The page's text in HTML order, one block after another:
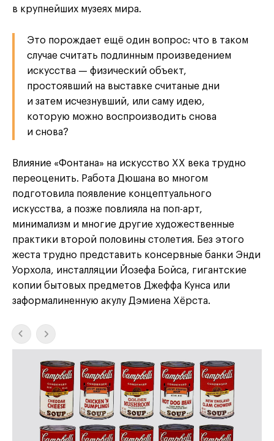
в крупнейших музеях мира.
Это порождает ещё один вопрос: что в таком
случае считать подлинным произведением
искусства — физический объект,
простоявший на выставке считаные дни
и затем исчезнувший, или саму идею,
которую можно воспроизводить снова
и снова?
Влияние «Фонтана» на искусство XX века трудно
переоценить. Работа Дюшана во многом
подготовила появление концептуального
искусства, а позже повлияла на поп-арт,
минимализм и многие другие художественные
практики второй половины столетия. Без этого
жеста трудно представить консервные банки Энди
Уорхола, инсталляции Йозефа Бойса, гигантские
копии бытовых предметов Джеффа Кунса или
заформалиненную акулу Дэмиена Хёрста.